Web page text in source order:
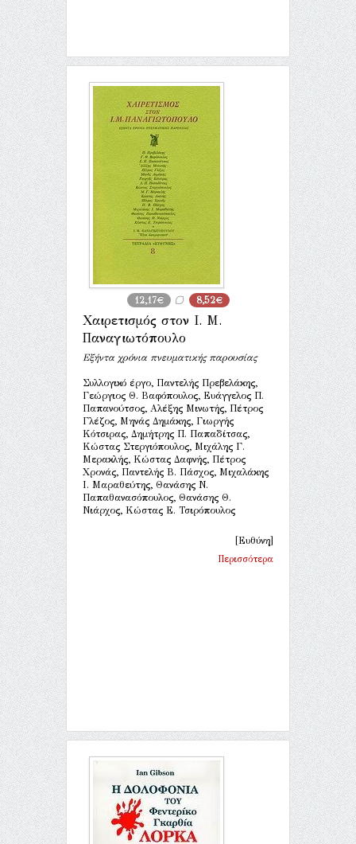
12,17€ 8,52€
Χαιρετισμός στον Ι. Μ.
Παναγιωτόπουλο
Εξήντα χρόνια πνευματικής παρουσίας
Συλλογικό έργο, Παντελής Πρεβελάκης,
Γεώργιος Θ. Βαφόπουλος, Ευάγγελος Π.
Παπανούτσος, Αλέξης Μινωτής, Πέτρος
Γλέζος, Μηνάς Δημάκης, Γιωργής
Κότσιρας, Δημήτρης Π. Παπαδίτσας,
Κώστας Στεργιόπουλος, Μιχάλης Γ.
Μερακλής, Κώστας Δαφνής, Πέτρος
Χρονάς, Παντελής Β. Πάσχος, Μιχαλάκης
Ι. Μαραθεύτης, Θανάσης Ν.
Παπαθανασόπουλος, Θανάσης Θ.
Νιάρχος, Κώστας Ε. Τσιρόπουλος
[Ευθύνη]
Περισσότερα